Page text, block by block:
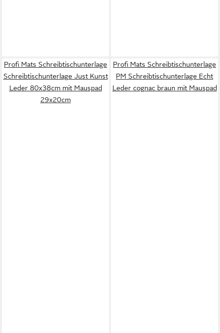
Profi Mats Schreibtischunterlage
Schreibtischunterlage Just Kunst
Leder 80x38cm mit Mauspad
29x20cm
Profi Mats Schreibtischunterlage
PM Schreibtischunterlage Echt
Leder cognac braun mit Mauspad